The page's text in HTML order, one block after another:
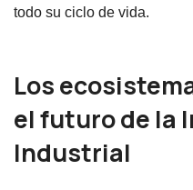
todo su ciclo de vida.
Los
el futuro de la
Industrial